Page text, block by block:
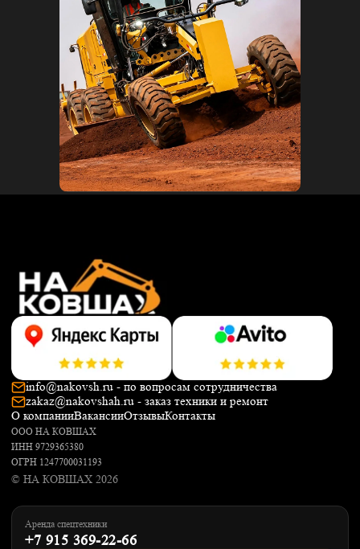
info@nakovsh.ru - по вопросам сотрудничества
zakaz@nakovshah.ru - заказ техники и ремонт
О компанииВакансииОтзывыКонтакты
ООО НА КОВШАХ
ИНН 9729365380
ОГРН 1247700031193
© НА КОВШАХ 2026
Аренда спецтехники
+7 915 369-22-66